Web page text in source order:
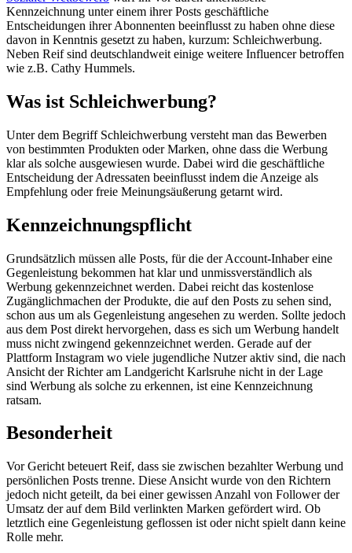
Kennzeichnung unter einem ihrer Posts geschäftliche
Entscheidungen ihrer Abonnenten beeinflusst zu haben ohne diese
davon in Kenntnis gesetzt zu haben, kurzum: Schleichwerbung.
Neben Reif sind deutschlandweit einige weitere Influencer betroffen
wie z.B. Cathy Hummels.
Was ist Schleichwerbung?
Unter dem Begriff Schleichwerbung versteht man das Bewerben
von bestimmten Produkten oder Marken, ohne dass die Werbung
klar als solche ausgewiesen wurde. Dabei wird die geschäftliche
Entscheidung der Adressaten beeinflusst indem die Anzeige als
Empfehlung oder freie Meinungsäußerung getarnt wird.
Kennzeichnungspflicht
Grundsätzlich müssen alle Posts, für die der Account-Inhaber eine
Gegenleistung bekommen hat klar und unmissverständlich als
Werbung gekennzeichnet werden. Dabei reicht das kostenlose
Zugänglichmachen der Produkte, die auf den Posts zu sehen sind,
schon aus um als Gegenleistung angesehen zu werden. Sollte jedoch
aus dem Post direkt hervorgehen, dass es sich um Werbung handelt
muss nicht zwingend gekennzeichnet werden. Gerade auf der
Plattform Instagram wo viele jugendliche Nutzer aktiv sind, die nach
Ansicht der Richter am Landgericht Karlsruhe nicht in der Lage
sind Werbung als solche zu erkennen, ist eine Kennzeichnung
ratsam.
Besonderheit
Vor Gericht beteuert Reif, dass sie zwischen bezahlter Werbung und
persönlichen Posts trenne. Diese Ansicht wurde von den Richtern
jedoch nicht geteilt, da bei einer gewissen Anzahl von Follower der
Umsatz der auf dem Bild verlinkten Marken gefördert wird. Ob
letztlich eine Gegenleistung geflossen ist oder nicht spielt dann keine
Rolle mehr.